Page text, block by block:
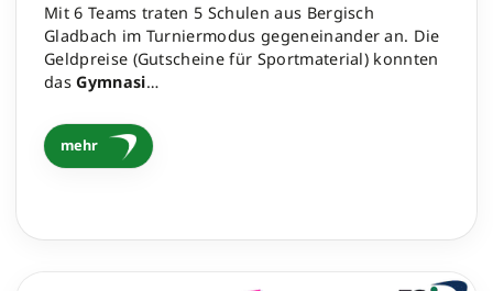
Mit 6 Teams traten 5 Schulen aus Bergisch
Gladbach im Turniermodus gegeneinander an. Die
Geldpreise (Gutscheine für Sportmaterial) konnten
dasGymnasi…
mehr